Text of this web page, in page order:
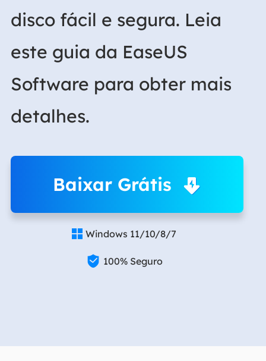
disco fácil e segura. Leia
este guia da EaseUS
Software para obter mais
detalhes.
Baixar Grátis
 Windows 11/10/8/7
 100% Seguro